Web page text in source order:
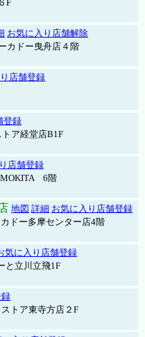
F
お気に入り店舗解除
カドー曳舟店４階
店舗登録
登録
ア経堂店B1F
店舗登録
6階
地図 詳細 お気に入り店舗登録
ドー多摩センター店4階
気に入り店舗登録
と立川立飛1F
トア東寺方店２F